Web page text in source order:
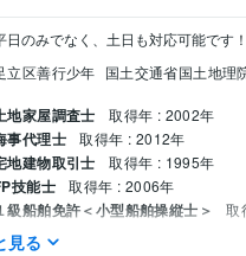
日のみでなく、土日も対応可能です！
立区善行少年 国土交通省国土地理
地家屋調査士 取得年 : 2002年
事代理士 取得年 : 2012年
地建物取引士 取得年 : 1995年
技能士 取得年 : 2006年
級船舶免許＜小型船舶操縦士＞ 取
害保険代理店上級資格
見る